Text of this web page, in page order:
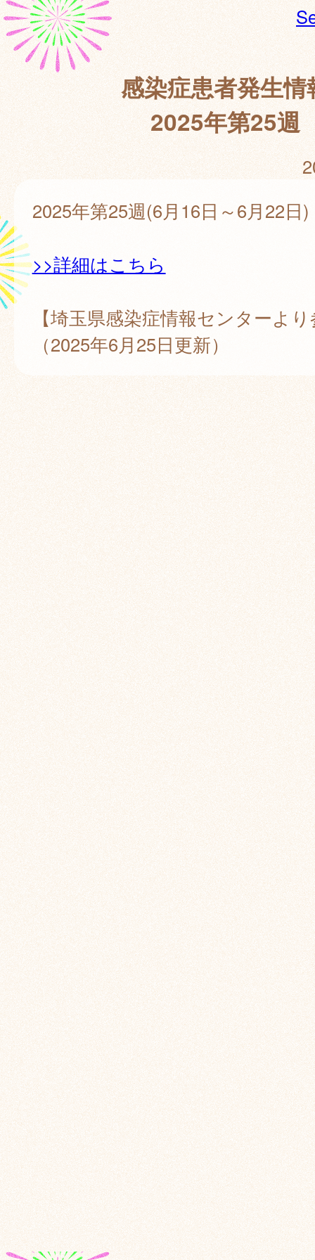
感染症患者発生情
2025年第25週
2025年第25週(6月16日～6月22日)
>>詳細はこちら
【埼玉県感染症情報センターよ
（2025年6月25日更新）